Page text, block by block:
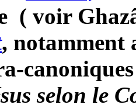
( voir
, notamment
selon le